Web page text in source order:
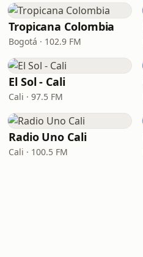
Tropicana Colombia
Bogotá · 102.9 FM
El Sol - Cali
Cali · 97.5 FM
Radio Uno Cali
Cali · 100.5 FM